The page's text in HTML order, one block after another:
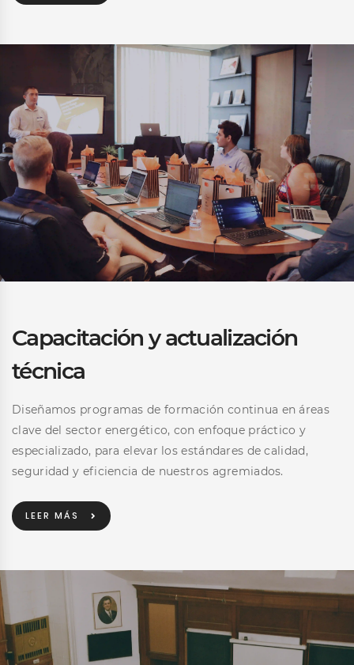
Capacitación y actualización
técnica
Diseñamos programas de formación continua en áreas
clave del sector energético, con enfoque práctico y
especializado, para elevar los estándares de calidad,
seguridad y eficiencia de nuestros agremiados.
LEER MÁS